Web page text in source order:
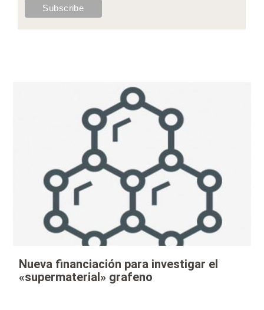
Nueva financiación para investigar el
«supermaterial» grafeno